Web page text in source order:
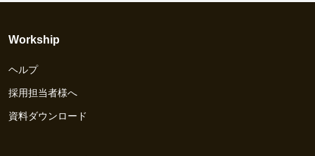
Workship
ヘルプ
採用担当者様へ
資料ダウンロード